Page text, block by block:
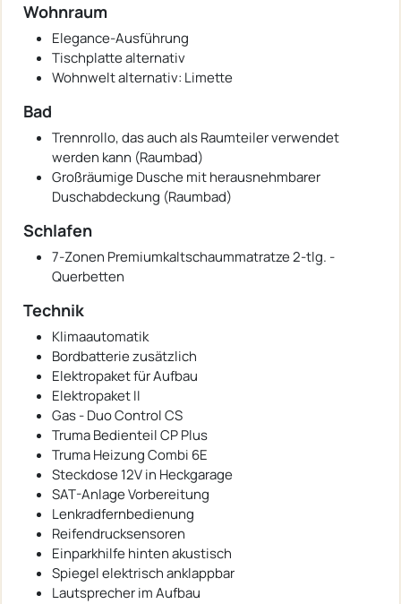
Wohnraum
Elegance-Ausführung
Tischplatte alternativ
Wohnwelt alternativ: Limette
Bad
Trennrollo, das auch als Raumteiler verwendet
werden kann (Raumbad)
Großräumige Dusche mit herausnehmbarer
Duschabdeckung (Raumbad)
Schlafen
7-Zonen Premiumkaltschaummatratze 2-tlg. -
Querbetten
Technik
Klimaautomatik
Bordbatterie zusätzlich
Elektropaket für Aufbau
Elektropaket II
Gas - Duo Control CS
Truma Bedienteil CP Plus
Truma Heizung Combi 6E
Steckdose 12V in Heckgarage
SAT-Anlage Vorbereitung
Lenkradfernbedienung
Reifendrucksensoren
Einparkhilfe hinten akustisch
Spiegel elektrisch anklappbar
Lautsprecher im Aufbau